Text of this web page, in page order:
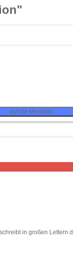
auf die Merkliste
in großen